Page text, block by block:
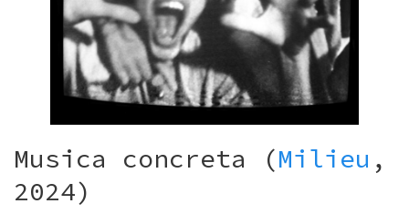
Musica concreta (Milieu ,
2024)